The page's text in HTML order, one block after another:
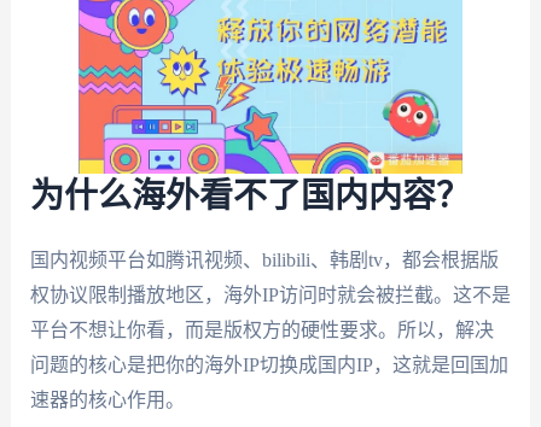
为什么海外看不了国内内容？
国内视频平台如腾讯视频、bilibili、韩剧tv，都会根据版
权协议限制播放地区，海外IP访问时就会被拦截。这不是
平台不想让你看，而是版权方的硬性要求。所以，解决
问题的核心是把你的海外IP切换成国内IP，这就是回国加
速器的核心作用。